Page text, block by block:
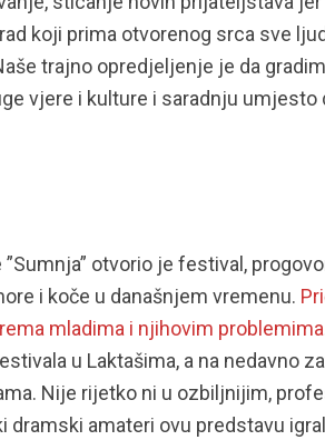
koji prima otvorenog srca sve
trajno opredjeljenje je da
vjere i kulture i saradnju
otvorio je festival,
i koče u današnjem vremenu.
mladima i njihovim problemima
u Laktašima, a na nedavno
Nije rijetko ni u ozbiljnijim,
dramski amateri ovu predstavu